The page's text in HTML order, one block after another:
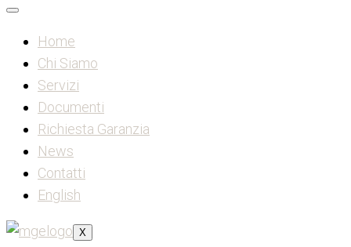
Home
Chi Siamo
Servizi
Documenti
Richiesta Garanzia
News
Contatti
English
X